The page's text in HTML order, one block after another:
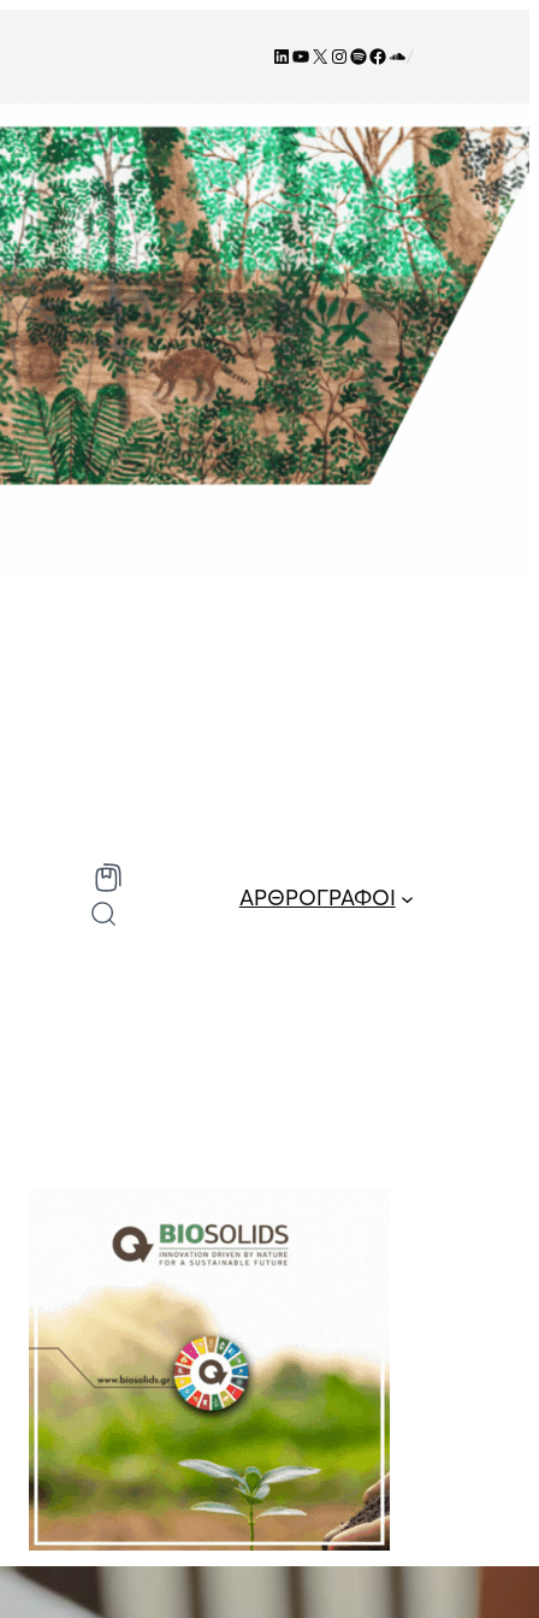
LinkedIn
YouTube
X Instagram
Spotify
Facebook
SoundCloud
/
ΑΡΘΡΟΓΡΑΦΟΙ